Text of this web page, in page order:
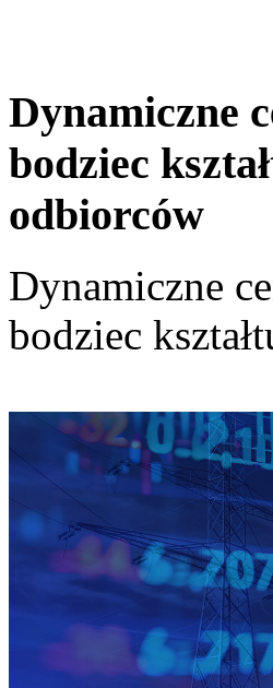
Dynamiczne
bodziec
odbiorców
Dynamiczne
bodziec